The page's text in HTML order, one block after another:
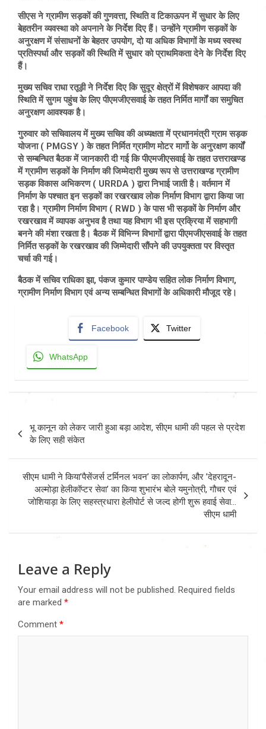
सीएस ने ग्रामीण सड़कों की गुणवत्ता, स्थिति व टिकाऊपन में सुधार के लिए
बेहतरीन व्यवस्था को अपनाने के निर्देश दिए हैं। उन्होंने ग्रामीण सड़कों के
अनुरक्षण में संसाधनों के बेहतर उपयोग, दो या अधिक विभागों के मध्य स्वस्थ
प्रतिस्पर्धा और सड़कों की स्थिति में सुधार को प्राथमिकता देने के निर्देश दिए
हैं।
मुख्य सचिव राधा रतूड़ी ने निर्देश दिए कि सुदूर क्षेत्रों में विशेषकर आपदा की
स्थिति में सुगम पहुंच के लिए पीएमजीएसवाई के तहत निर्मित मार्गों का समुचित
अनुरक्षण आवश्यक है।
गुरुवार को सचिवालय में मुख्य सचिव की अध्यक्षता में प्रधानमंत्री ग्राम सड़क
योजना ( PMGSY ) के तहत निर्मित ग्रामीण मोटर मार्गो के अनुरक्षण कार्यों
से सम्बन्धित बैठक में जानकारी दी गई कि पीएमजीएसवाई के तहत उत्तराखण्ड
में ग्रामीण सड़कों के निर्माण की जिम्मेदारी मुख्य रूप से उत्तराखण्ड ग्रामीण
सड़क विकास अभिकरण ( URRDA ) द्वारा निभाई जाती है। वर्तमान में
निर्माण के पश्चात इन सड़कों का रखरखाव लोक निर्माण विभाग द्वारा किया जा
रहा है। ग्रामीण निर्माण विभाग ( RWD ) के पास भी सड़कों के निर्माण और
रखरखाव में व्यापक अनुभव है तथा यह विभाग भी इस प्रक्रिया में सहभागी
बनने की मंशा रखता है। बैठक में विभिन्न विभागों द्वारा पीएमजीएसवाई के तहत
निर्मित सड़कों के रखरखाव की जिम्मेदारी सौंपने की उपयुक्तता पर विस्तृत
चर्चा की गई।
बैठक में सचिव राधिका झा, पंकज कुमार पाण्डेय सहित लोक निर्माण विभाग,
ग्रामीण निर्माण विभाग एवं अन्य सम्बन्धित विभागों के अधिकारी मौजूद रहे।
Facebook Twitter
WhatsApp
navigation
भू कानून को लेकर जारी हुआ बड़ा आदेश, सीएम धामी की पहल से प्रदेश
के लिए सही संकेत
सीएम धामी ने किया’पैसेंजर्स टर्मिनल भवन’ का लोकार्पण, और ’देहरादून-
अल्मोड़ा हेलीकॉप्टर सेवा’ का किया शुभारंभ बोले यमुनोत्री, गौचर एवं
जोशियाड़ा के लिए सहस्त्रधारा हेलीपोर्ट से जल्द होगी शुरू हवाई सेवा…
सीएम धामी
Leave a Reply
Your email address will not be published. Required fields
are marked *
Comment *